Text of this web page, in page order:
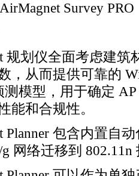
Survey PRO
规划仪全面考虑建
，从而提供可靠的
测模型，用于确定
能和合规性。
Planner 包含内置自
g 网络迁移到 802.11n